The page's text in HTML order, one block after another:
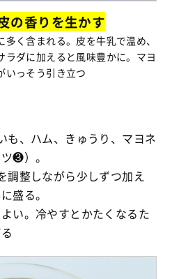
の香りを生かす
く含まれる。皮を牛乳で温め、
ラダに加えると風味豊かに。マヨ
いっそう引き立つ
も、ハム、きゅうり、マヨネ
❸）。
調整しながら少しずつ加え
盛る。
い。冷やすとかたくなるた